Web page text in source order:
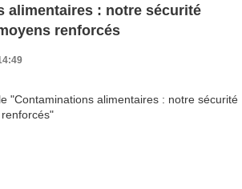
alimentaires : notre sécurité
renforcés